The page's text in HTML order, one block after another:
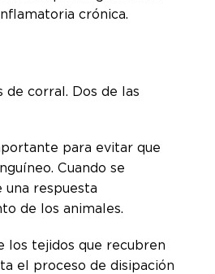
crónica.
corral. Dos de las
para evitar que
Cuando se
respuesta
de los animales.
los tejidos que recubren
el proceso de disipación